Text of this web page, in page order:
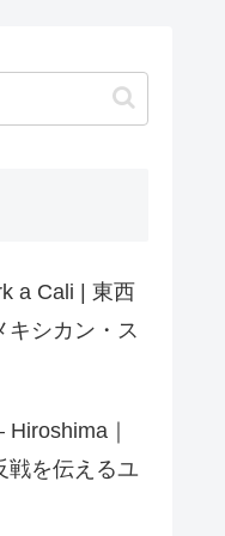
a Cali | 東西
キシカン・ス
｜
戦を伝えるユ